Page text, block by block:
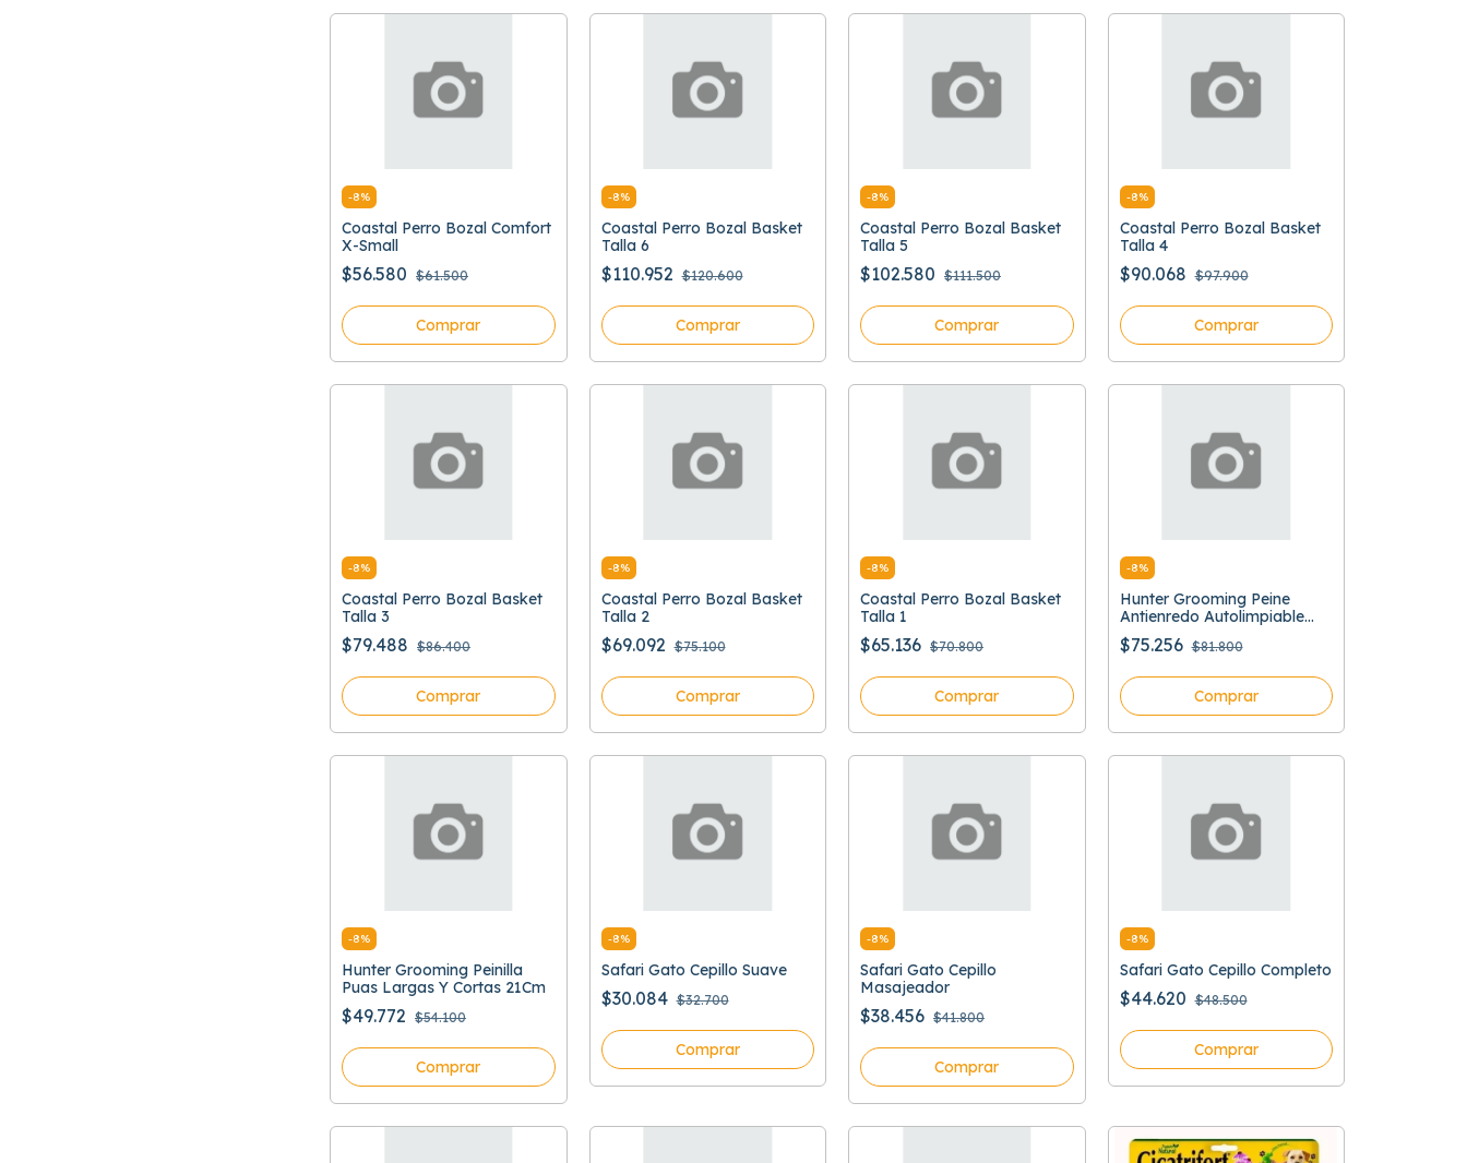
-8%
Coastal Perro Bozal Comfort
X-Small
$56.580 $61.500
Comprar
-8%
Coastal Perro Bozal Basket
Talla 6
$110.952 $120.600
Comprar
-8%
Coastal Perro Bozal Basket
Talla 5
$102.580 $111.500
Comprar
-8%
Coastal Perro Bozal Basket
Talla 4
$90.068 $97.900
Comprar
-8%
Coastal Perro Bozal Basket
Talla 3
$79.488 $86.400
Comprar
-8%
Coastal Perro Bozal Basket
Talla 2
$69.092 $75.100
Comprar
-8%
Coastal Perro Bozal Basket
Talla 1
$65.136 $70.800
Comprar
-8%
Hunter Grooming Peine
Antienredo Autolimpiable
15Cm
$75.256 $81.800
Comprar
-8%
Hunter Grooming Peinilla
Puas Largas Y Cortas 21Cm
$49.772 $54.100
Comprar
-8%
Safari Gato Cepillo Suave
$30.084 $32.700
Comprar
-8%
Safari Gato Cepillo
Masajeador
$38.456 $41.800
Comprar
-8%
Safari Gato Cepillo Completo
$44.620 $48.500
Comprar